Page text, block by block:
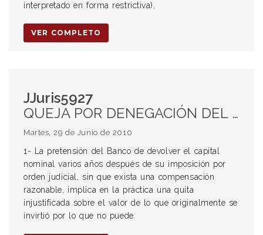
interpretado en forma restrictiva),
VER COMPLETO
JJuris5927
QUEJA POR DENEGACIÓN DEL RECURSO DE INCONSTITUCIONALIDAD. INADMISIBILIDAD. Cuestión no constitucional. QUIEBRA. DEPÓSITO JUDICIAL. Plazo Fijo. INTERESES.
Martes, 29 de Junio de 2010
1- La pretensión del Banco de devolver el capital
nominal varios años después de su imposición por
orden judicial, sin que exista una compensación
razonable, implica en la práctica una quita
injustificada sobre el valor de lo que originalmente se
invirtió por lo que no puede